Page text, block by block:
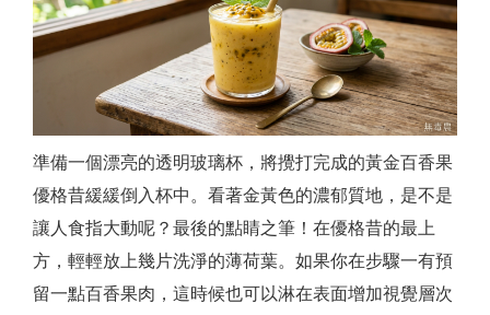
準備一個漂亮的透明玻璃杯，將攪打完成的黃金百香果
優格昔緩緩倒入杯中。看著金黃色的濃郁質地，是不是
讓人食指大動呢？最後的點睛之筆！在優格昔的最上
方，輕輕放上幾片洗淨的薄荷葉。如果你在步驟一有預
留一點百香果肉，這時候也可以淋在表面增加視覺層次